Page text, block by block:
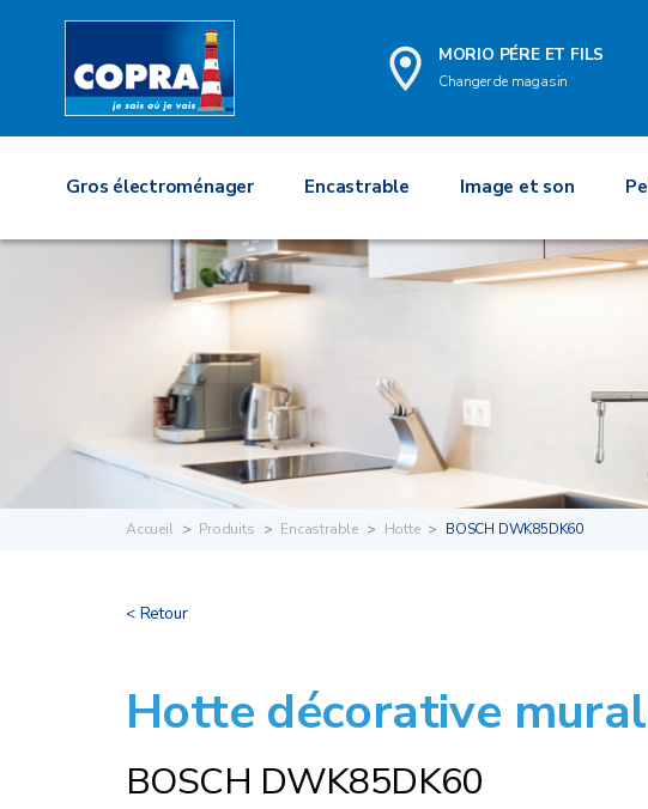
MORIO PÉRE ET FILS
Changer de magasin
Gros électroménager Encastrable Image et son
Accueil Produits Encastrable Hotte BOSCH DWK85DK60
< Retour
Hotte décorative
BOSCH DWK85DK60